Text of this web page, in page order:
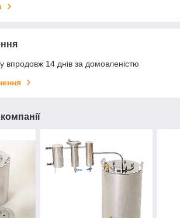
впродовж 14 днів за домовленістю